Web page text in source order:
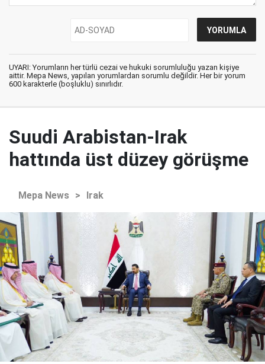
UYARI: Yorumların her türlü cezai ve hukuki sorumluluğu yazan kişiye
aittir. Mepa News, yapılan yorumlardan sorumlu değildir. Her bir yorum
600 karakterle (boşluklu) sınırlıdır.
Suudi Arabistan-Irak
hattında üst düzey görüşme
Mepa News > Irak